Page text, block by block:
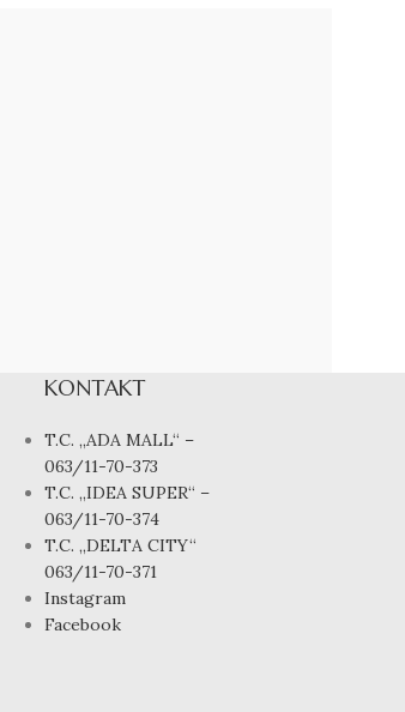
KONTAKT
T.C. „ADA MALL“ –
063/11-70-373
T.C. „IDEA SUPER“ –
063/11-70-374
T.C. „DELTA CITY“
063/11-70-371
Instagram
Facebook